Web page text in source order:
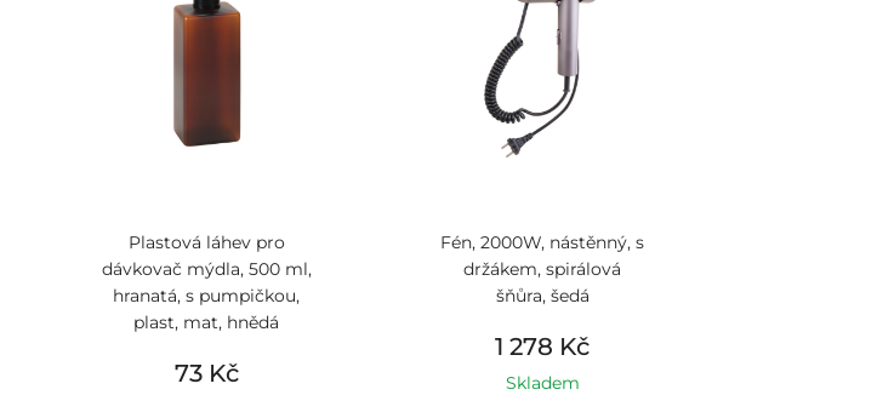
Plastová láhev pro
dávkovač mýdla, 500 ml,
hranatá, s pumpičkou,
plast, mat, hnědá
73 Kč
Fén, 2000W, nástěnný, s
držákem, spirálová
šňůra, šedá
1 278 Kč
Skladem